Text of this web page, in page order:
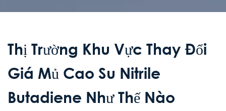
Thị Trường Khu Vực Thay Đổi
Giá Mủ Cao Su Nitrile
Butadiene Như Thế Nào